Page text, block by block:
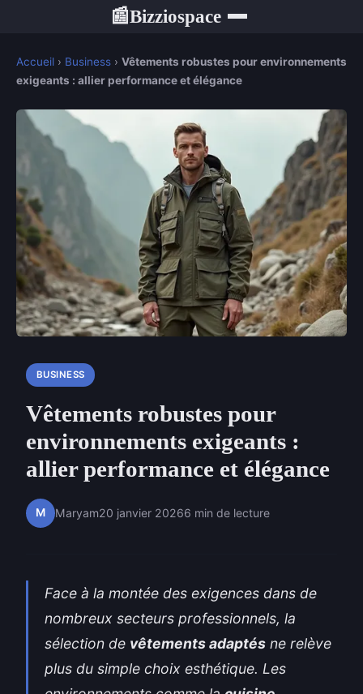
📰Bizziospace
Accueil › Business › Vêtements robustes pour environnements
exigeants : allier performance et élégance
BUSINESS
Vêtements robustes pour
environnements exigeants :
allier performance et élégance
M Maryam20 janvier 20266 min de lecture
Face à la montée des exigences dans de
nombreux secteurs professionnels, la
sélection de vêtements adaptés ne relève
plus du simple choix esthétique. Les